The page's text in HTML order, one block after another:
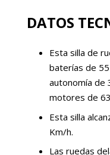
DATOS
Esta silla de
baterías de
autonomía de
motores de
Esta silla
Km/h.
Las ruedas